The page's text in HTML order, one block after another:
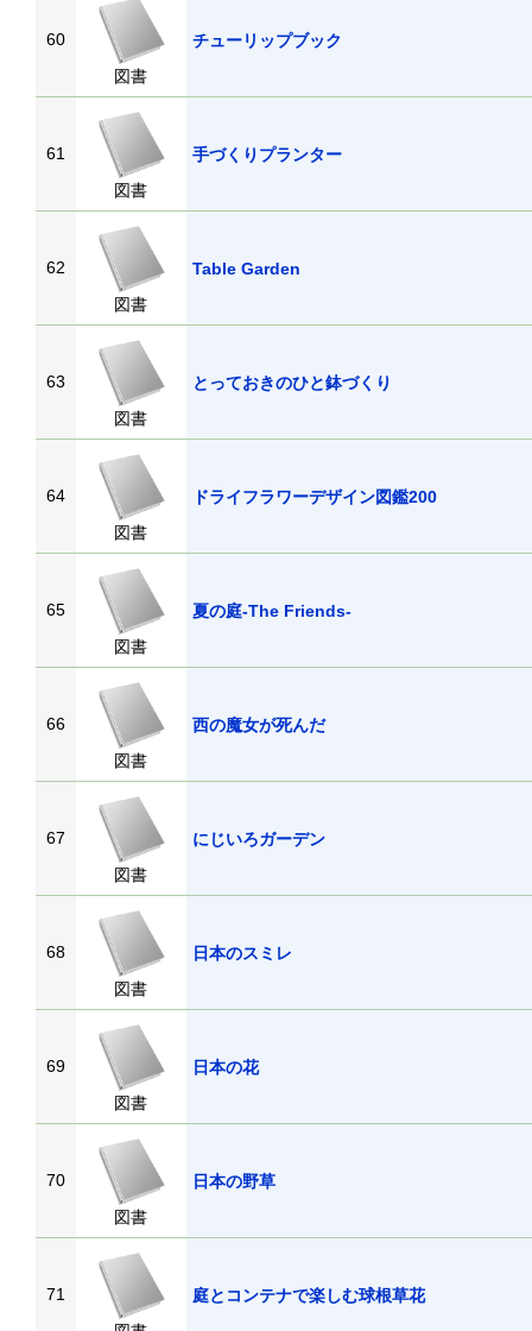
60
図書
チューリップブック
61
図書
手づくりプランター
62
図書
Table Garden
63
図書
とっておきのひと鉢づくり
64
図書
ドライフラワーデザイン図鑑200
65
図書
夏の庭-The Friends-
66
図書
西の魔女が死んだ
67
図書
にじいろガーデン
68
図書
日本のスミレ
69
図書
日本の花
70
図書
日本の野草
71
庭とコンテナで楽しむ球根草花